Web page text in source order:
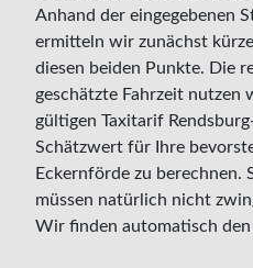
Anhand der eingegebenen
ermitteln wir zunächst
diesen beiden Punkte. Die
geschätzte Fahrzeit nutzen
gültigen Taxitarif
Schätzwert für Ihre
Eckernförde zu berechnen.
müssen natürlich nicht
Wir finden automatisch